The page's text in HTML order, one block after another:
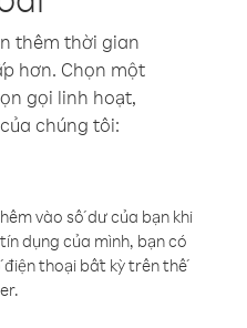
thêm thời gian
hơn. Chọn một
gọi linh hoạt,
chúng tôi:
vào số dư của bạn khi
dụng của mình, bạn có
thoại bất kỳ trên thế